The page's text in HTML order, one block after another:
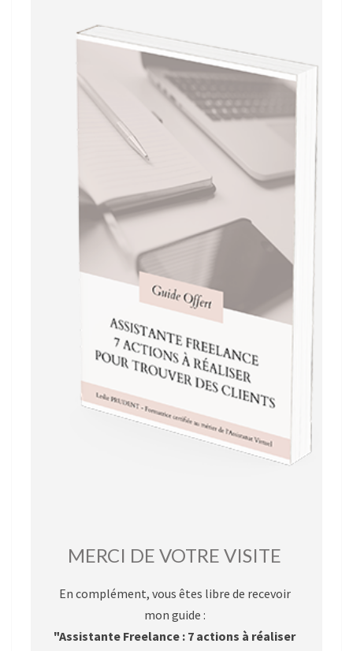
MERCI DE VOTRE VISITE
En complément, vous êtes libre de recevoir
mon guide :
"Assistante Freelance : 7 actions à réaliser